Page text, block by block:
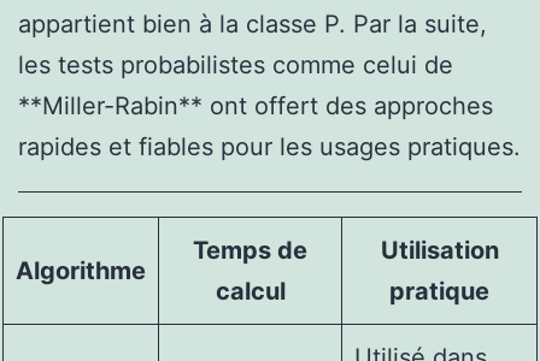
appartient bien à la classe P. Par la suite,
les tests probabilistes comme celui de
**Miller-Rabin** ont offert des approches
rapides et fiables pour les usages pratiques.
Algorithme
Temps de
calcul
Utilisation
pratique